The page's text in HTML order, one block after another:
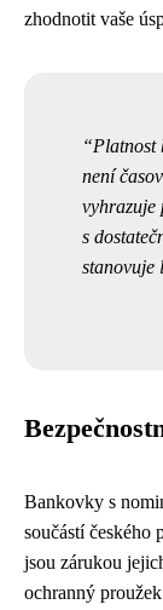
zhodnotit vaše
Platnost
není
vyhrazuje
s
stanovuje
Bankovky s
součástí českého
jsou zárukou
ochranný